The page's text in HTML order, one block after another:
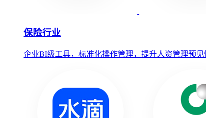
保险行业
企业BI级工具，标准化操作管理，提升人资管理预见